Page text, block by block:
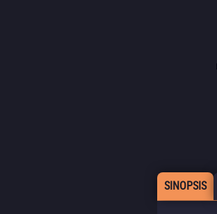
SINOPSIS